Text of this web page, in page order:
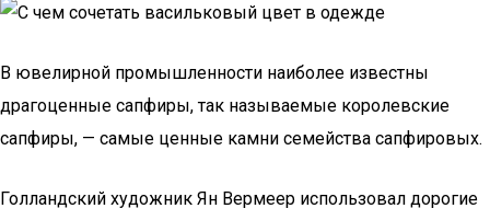
В ювелирной промышленности наиболее известны
драгоценные сапфиры, так называемые королевские
сапфиры, — самые ценные камни семейства сапфировых.
Голландский художник Ян Вермеер использовал дорогие